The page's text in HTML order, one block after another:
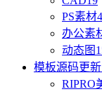
PS素材4
办公素
动态图
模板源码更
RIPRO